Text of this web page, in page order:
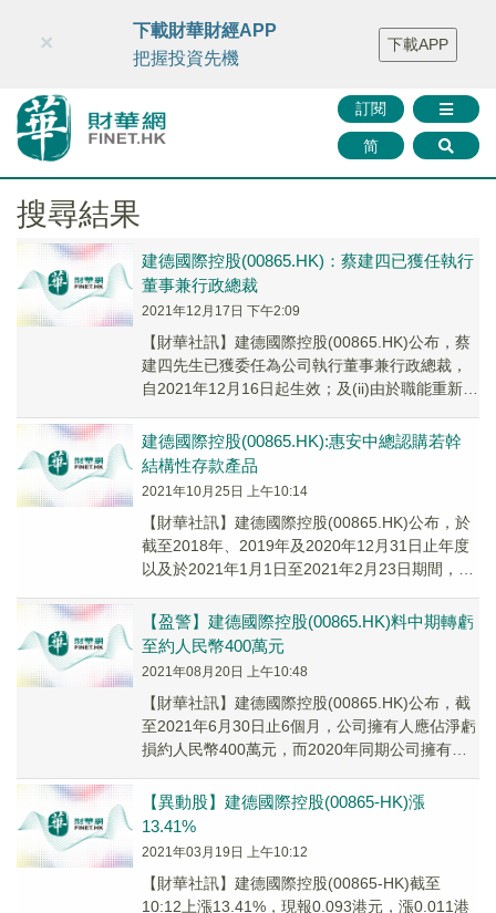
財華智庫網 FINTV FINMETA 財華證券 媒體矩陣
智庫沙龍
聯絡我們
訂閱
简
×
下載財華財經APP
把握投資先機
下載APP
搜尋結果
建德國際控股(00865.HK)：蔡建四已獲任執行
董事兼行政總裁
2021年12月17日 下午2:09
【財華社訊】建德國際控股(00865.HK)公布，蔡
建四先生已獲委任為公司執行董事兼行政總裁，
自2021年12月16日起生效；及(ii)由於職能重新分
建德國際控股(00865.HK):惠安中總認購若幹
結構性存款產品
2021年10月25日 上午10:14
【財華社訊】建德國際控股(00865.HK)公布，於
截至2018年、2019年及2020年12月31日止年度
以及於2021年1月1日至2021年2月23日期間，公
【盈警】建德國際控股(00865.HK)料中期轉虧
至約人民幣400萬元
2021年08月20日 上午10:48
【財華社訊】建德國際控股(00865.HK)公布，截
至2021年6月30日止6個月，公司擁有人應佔淨虧
損約人民幣400萬元，而2020年同期公司擁有人
【異動股】建德國際控股(00865-HK)漲
13.41%
2021年03月19日 上午10:12
【財華社訊】建德國際控股(00865-HK)截至
10:12上漲13.41%，現報0.093港元，漲0.011港